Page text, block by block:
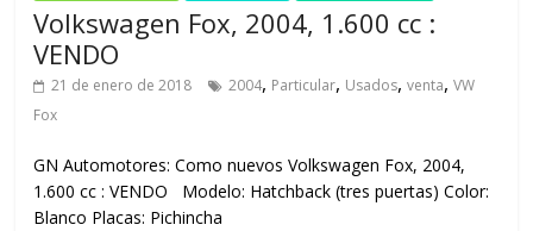
Volkswagen Fox, 2004, 1.600 cc :
VENDO
21 de enero de 2018 2004, Particular, Usados,venta,VW
Fox
GN Automotores: Como nuevos Volkswagen Fox, 2004,
1.600 cc : VENDO Modelo: Hatchback (tres puertas) Color:
Blanco Placas: Pichincha